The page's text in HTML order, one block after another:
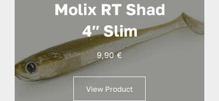
Molix RT Shad
4″ Slim
9,90€
View Product